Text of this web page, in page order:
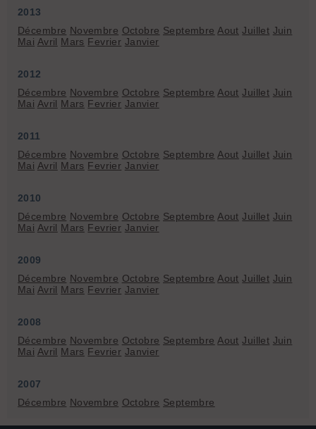
2013
Décembre Novembre Octobre Septembre Aout Juillet Juin
Mai Avril Mars Fevrier Janvier
2012
Décembre Novembre Octobre Septembre Aout Juillet Juin
Mai Avril Mars Fevrier Janvier
2011
Décembre Novembre Octobre Septembre Aout Juillet Juin
Mai Avril Mars Fevrier Janvier
2010
Décembre Novembre Octobre Septembre Aout Juillet Juin
Mai Avril Mars Fevrier Janvier
2009
Décembre Novembre Octobre Septembre Aout Juillet Juin
Mai Avril Mars Fevrier Janvier
2008
Décembre Novembre Octobre Septembre Aout Juillet Juin
Mai Avril Mars Fevrier Janvier
2007
Décembre Novembre Octobre Septembre